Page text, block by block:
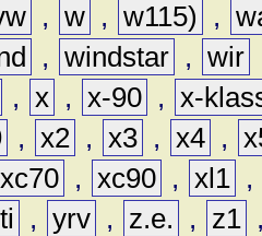
, w , w115) ,
, windstar , wir
, x , x-90 , x-
, x2 , x3 , x4 ,
xc70 , xc90 , xl1 ,
, yrv , z.e. , z1